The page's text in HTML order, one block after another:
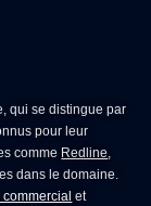
qui se distingue par
pour leur
comme Redline,
dans le domaine.
et